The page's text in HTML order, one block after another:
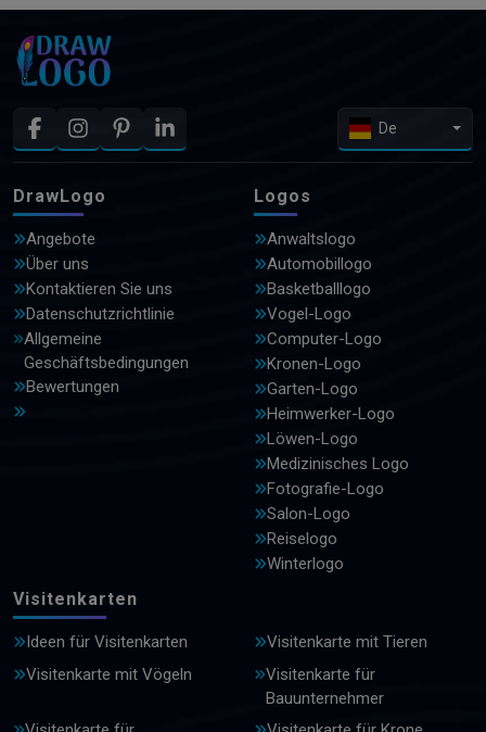
De
DrawLogo
Angebote
Über uns
Kontaktieren Sie uns
Datenschutzrichtlinie
Allgemeine
Geschäftsbedingungen
Bewertungen
Logos
Anwaltslogo
Automobillogo
Basketballlogo
Vogel-Logo
Computer-Logo
Kronen-Logo
Garten-Logo
Heimwerker-Logo
Löwen-Logo
Medizinisches Logo
Fotografie-Logo
Salon-Logo
Reiselogo
Winterlogo
Visitenkarten
Ideen für Visitenkarten
Visitenkarte mit Tieren
Visitenkarte mit Vögeln
Visitenkarte für
Bauunternehmer